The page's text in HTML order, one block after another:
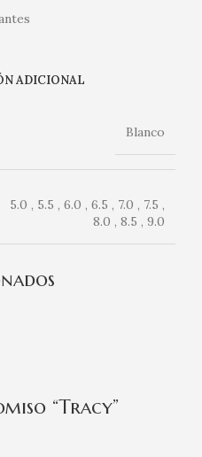
ADICIONAL
Blanco
5.0 , 5.5 , 6.0 , 6.5 , 7.0 , 7.5 ,
8.0 , 8.5 , 9.0
“Tracy”